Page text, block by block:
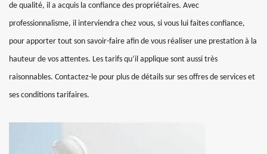
de qualité, il a acquis la confiance des propriétaires. Avec
professionnalisme, il interviendra chez vous, si vous lui faites confiance,
pour apporter tout son savoir-faire afin de vous réaliser une prestation à la
hauteur de vos attentes. Les tarifs qu’il applique sont aussi très
raisonnables. Contactez-le pour plus de détails sur ses offres de services et
ses conditions tarifaires.